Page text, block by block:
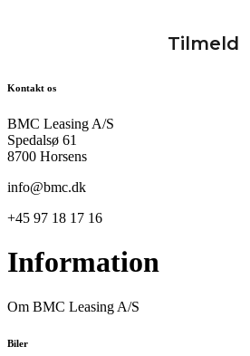
Kontakt os
BMC Leasing A/S
Spedalsø 61
8700 Horsens
info@bmc.dk
+45 97 18 17 16
Information
Om BMC Leasing A/S
Biler